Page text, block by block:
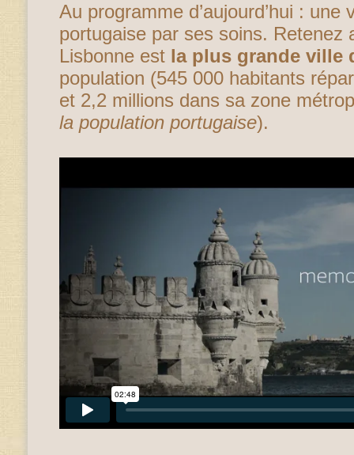
Au programme d’aujourd’hui : une
portugaise par ses soins. Retenez
Lisbonne est la plus grande ville
population (545 000 habitants
et 2,2 millions dans sa zone
la population portugaise).